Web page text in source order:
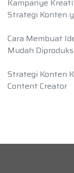
Kampanye
Strategi Konten
Cara Membuat
Mudah
Strategi Konten
Content Creator